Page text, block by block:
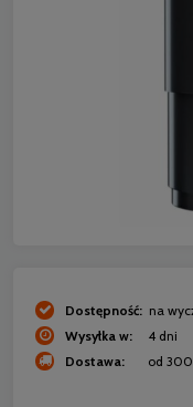
Dostępność: na
Wysyłka w:
4 dni
Dostawa:
od
Cena nie zawiera